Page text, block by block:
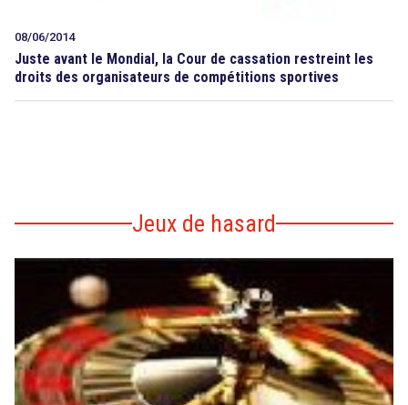
08/06/2014
Juste avant le Mondial, la Cour de cassation restreint les
droits des organisateurs de compétitions sportives
Jeux de hasard